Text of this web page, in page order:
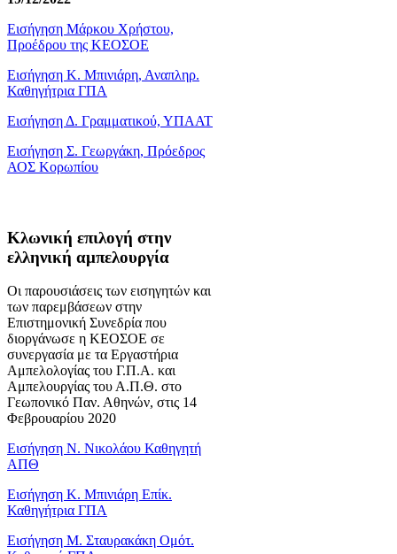
Εισήγηση Μάρκου Χρήστου,
Προέδρου της ΚΕΟΣΟΕ
Εισήγηση Κ. Μπινιάρη, Αναπληρ.
Καθηγήτρια ΓΠΑ
Εισήγηση Δ. Γραμματικού, ΥΠΑΑΤ
Εισήγηση Σ. Γεωργάκη, Πρόεδρος
ΑΟΣ Κορωπίου
Κλωνική επιλογή στην
ελληνική αμπελουργία
Οι παρουσιάσεις των εισηγητών και
των παρεμβάσεων στην
Επιστημονική Συνεδρία που
διοργάνωσε η ΚΕΟΣΟΕ σε
συνεργασία με τα Εργαστήρια
Αμπελολογίας του Γ.Π.Α. και
Αμπελουργίας του Α.Π.Θ. στο
Γεωπονικό Παν. Αθηνών, στις 14
Φεβρουαρίου 2020
Εισήγηση Ν. Νικολάου Καθηγητή
ΑΠΘ
Εισήγηση Κ. Μπινιάρη Επίκ.
Καθηγήτρια ΓΠΑ
Εισήγηση Μ. Σταυρακάκη Ομότ.